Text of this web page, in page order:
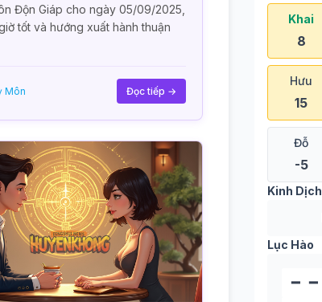
Độn Giáp cho ngày 05/09/2025,
tốt và hướng xuất hành thuận
Môn Đọc tiếp →
Khai
8
Hưu
15
Đỗ
-5
Kinh Dịch
Lục Hào
━ ━